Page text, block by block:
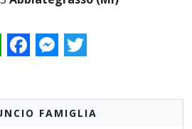
FacebookMessenger
Twitter
FAMIGLIA